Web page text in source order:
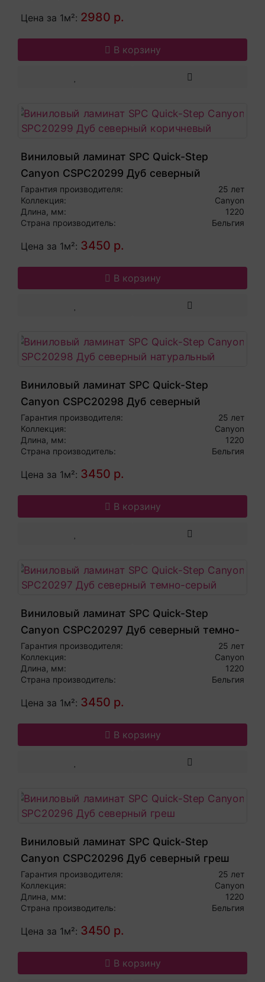
Цена за 1м²: 2980 р.
В корзину
Виниловый ламинат SPC Quick-Step
Canyon CSPC20299 Дуб северный
коричневый
Гарантия производителя:
25 лет
Коллекция:
Canyon
Длина, мм:
1220
Страна производитель:
Бельгия
Цена за 1м²: 3450 р.
В корзину
Виниловый ламинат SPC Quick-Step
Canyon CSPC20298 Дуб северный
натуральный
Гарантия производителя:
25 лет
Коллекция:
Canyon
Длина, мм:
1220
Страна производитель:
Бельгия
Цена за 1м²: 3450 р.
В корзину
Виниловый ламинат SPC Quick-Step
Canyon CSPC20297 Дуб северный темно-
серый
Гарантия производителя:
25 лет
Коллекция:
Canyon
Длина, мм:
1220
Страна производитель:
Бельгия
Цена за 1м²: 3450 р.
В корзину
Виниловый ламинат SPC Quick-Step
Canyon CSPC20296 Дуб северный греш
Гарантия производителя:
25 лет
Коллекция:
Canyon
Длина, мм:
1220
Страна производитель:
Бельгия
Цена за 1м²: 3450 р.
В корзину